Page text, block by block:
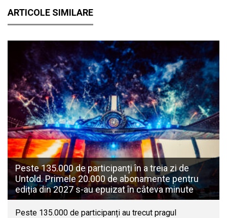
ARTICOLE SIMILARE
Peste 135.000 de participanți în a treia zi de
Untold. Primele 20.000 de abonamente pentru
ediția din 2027 s-au epuizat în câteva minute
Peste 135.000 de participanți au trecut pragul